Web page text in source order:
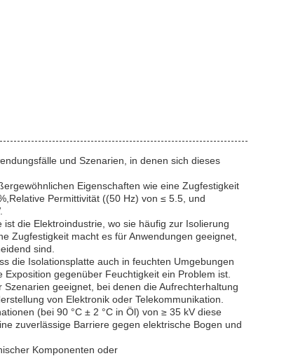
und Szenarien, in denen sich dieses
Eigenschaften wie eine Zugfestigkeit
Permittivität ((50 Hz) von ≤ 5.5, und
die Elektroindustrie, wo sie häufig zur Isolierung
Zugfestigkeit macht es für Anwendungen geeignet,
sind.
die Isolationsplatte auch in feuchten Umgebungen
gegenüber Feuchtigkeit ein Problem ist.
geeignet, bei denen die Aufrechterhaltung
von Elektronik oder Telekommunikation.
(bei 90 °C ± 2 °C in Öl) von ≥ 35 kV diese
zuverlässige Barriere gegen elektrische Bogen und
Komponenten oder